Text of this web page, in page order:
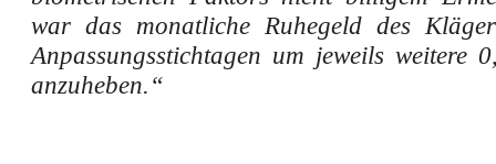
war das monatliche Ruhegeld des
Anpassungsstichtagen um jeweils weitere
anzuheben.“